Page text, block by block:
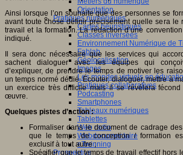
Orientation
Pratiques numériques
Cartes heuristiques
Classes inversées
Environnement Numérique de
Fablab
Géolocalisation
Images
Les mondes virtuels en
Pratiques collaboratives
Podcasting
Smartphones
Tableaux numériques
Tablettes
Web radio
Webdocumentaire
eTwinning
Prospective
Ainsi lorsque l’on souhaite que des personnes se
avant toute chose définir précisément quelle sera le
travail et la formation. La rédaction d’une
indiqué.
Il sera donc nécessaire que les services qui
sachent dialoguer avec les équipes qui
d’expliquer, de prendre le temps de motiver les
un temps normé dédié. Écouter, dialoguer, mettre à
un exercice très difficile mais il se révélera
œuvre.
Quelques pistes d’action :
Formaliser dans le document de cadrage
que le temps de conception / formation
exclusif à tout autre ;
Spécifier que le temps de travail effectif hors